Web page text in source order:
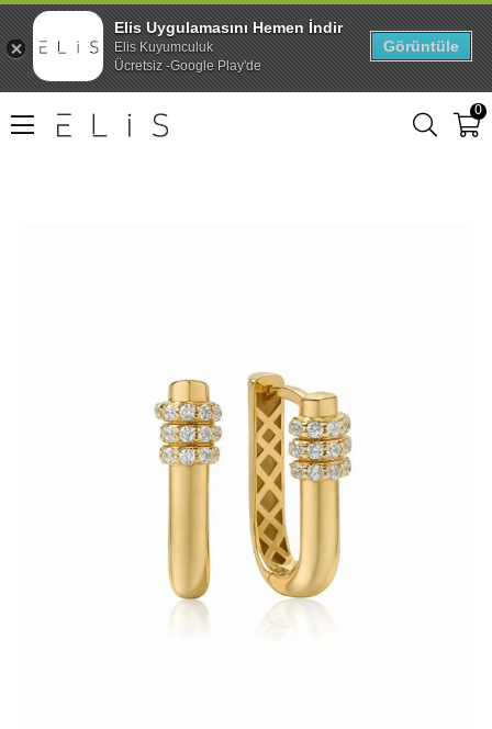
0
Elis Uygulamasını Hemen İndir
Elis Kuyumculuk
Ücretsiz -Google Play'de
Görüntüle